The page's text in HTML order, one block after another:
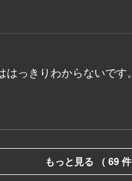
っきりわからないで
もっと見る （ 69 件